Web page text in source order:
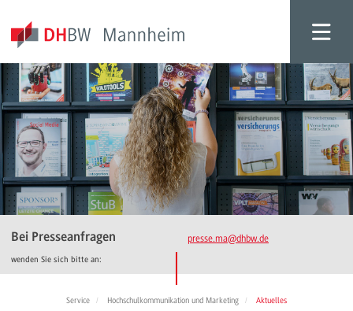
Bei Presseanfragen
wenden Sie sich bitte an:
presse.ma@dhbw.de
Service Hochschulkommunikation und Marketing Aktuelles